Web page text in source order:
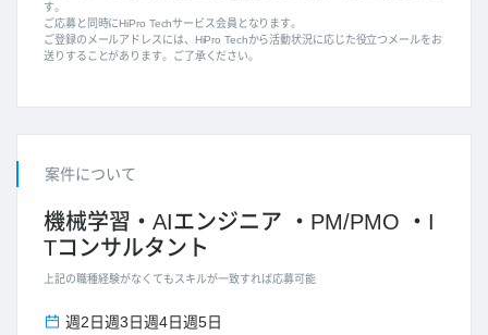
す。
ご応募と同時にHiPro Techサービス会員となります。
ご登録のメールアドレスには、HiPro Techから活動状況に応じた役立つメールをお
送りすることがあります。ご了承ください。
案件について
機械学習・AIエンジニア PM/PMO
I
Tコンサルタント
上記の職種経験がなくてもスキルが一致すれば応募可能
週2日週3日週4日週5日